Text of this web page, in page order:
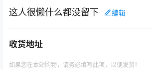
这人很懒什么都没留下 编辑
收货地址
如果您在本站购物，请务必填写此项，以便发货！